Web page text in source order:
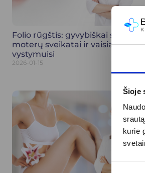
Šioje
kurie
Sutikimo
Folio rūgštis: gyvybiškai svarbi
moterų sveikatai ir vaisiaus
vystymuisi
2026-01-15